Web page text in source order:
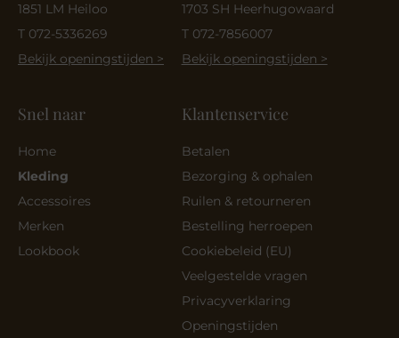
1851 LM Heiloo
T 072-5336269
Bekijk openingstijden >
1703 SH Heerhugowaard
T 072-7856007
Bekijk openingstijden >
Snel naar
Home
Kleding
Accessoires
Merken
Lookbook
Klantenservice
Betalen
Bezorging & ophalen
Ruilen & retourneren
Bestelling herroepen
Cookiebeleid (EU)
Veelgestelde vragen
Privacyverklaring
Openingstijden